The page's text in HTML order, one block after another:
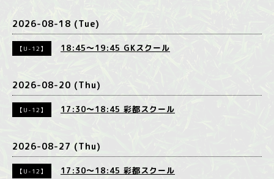
2026-08-18 (Tue)
【U-12】 18:45～19:45 GKスクール
2026-08-20 (Thu)
【U-12】 17:30～18:45 彩都スクール
2026-08-27 (Thu)
【U-12】 17:30～18:45 彩都スクール